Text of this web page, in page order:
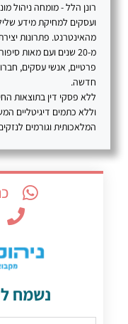
רונן הלל - מומחה ניהול
ועסקים למחיקת מידע
מהאינטרנט. פתרונות
מ-20 שנים ועם מאות
פרטיים, אנשי עסקים,
חדשה.
ללא פסקי דין בתוצאות
וללא כתמים דיגיטליים
המלאכותית וגורמים
נשמח